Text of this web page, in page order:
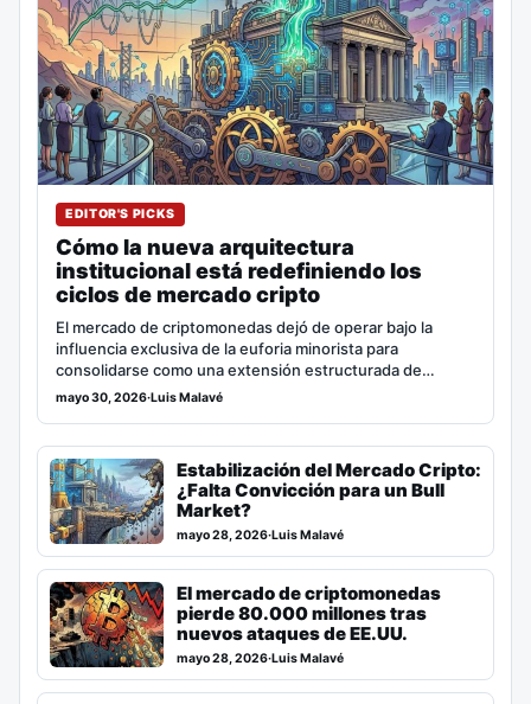
EDITOR'S PICKS
Cómo la nueva arquitectura
institucional está redefiniendo los
ciclos de mercado cripto
El mercado de criptomonedas dejó de operar bajo la
influencia exclusiva de la euforia minorista para
consolidarse como una extensión estructurada de…
mayo 30, 2026·Luis Malavé
Estabilización del Mercado Cripto:
¿Falta Convicción para un Bull
Market?
mayo 28, 2026·Luis Malavé
El mercado de criptomonedas
pierde 80.000 millones tras
nuevos ataques de EE.UU.
mayo 28, 2026·Luis Malavé